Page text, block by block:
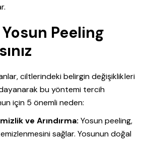
Peeling
ciltlerindeki belirgin değişiklikleri
bu yöntemi tercih
için 5 önemli neden:
ve Arındırma: Yosun peeling,
sağlar. Yosunun doğal